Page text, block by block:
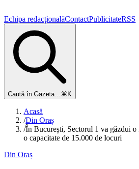
Echipa redacționalăContactPublicitateRSS
Caută în Gazeta…⌘K
Acasă
/Din Oraș
/În București, Sectorul 1 va găzdui o
o capacitate de 15.000 de locuri
Din Oraș